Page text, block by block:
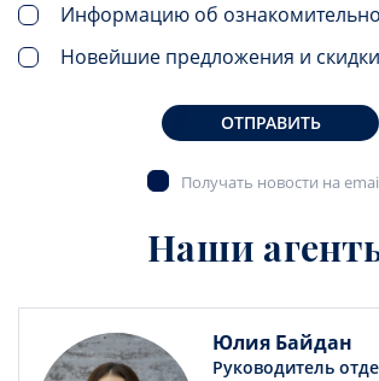
Информацию об
Новейшие предложения и скидки
ОТПРАВИТЬ
Получать новости на
Наши
Юлия Байдан
Руководитель